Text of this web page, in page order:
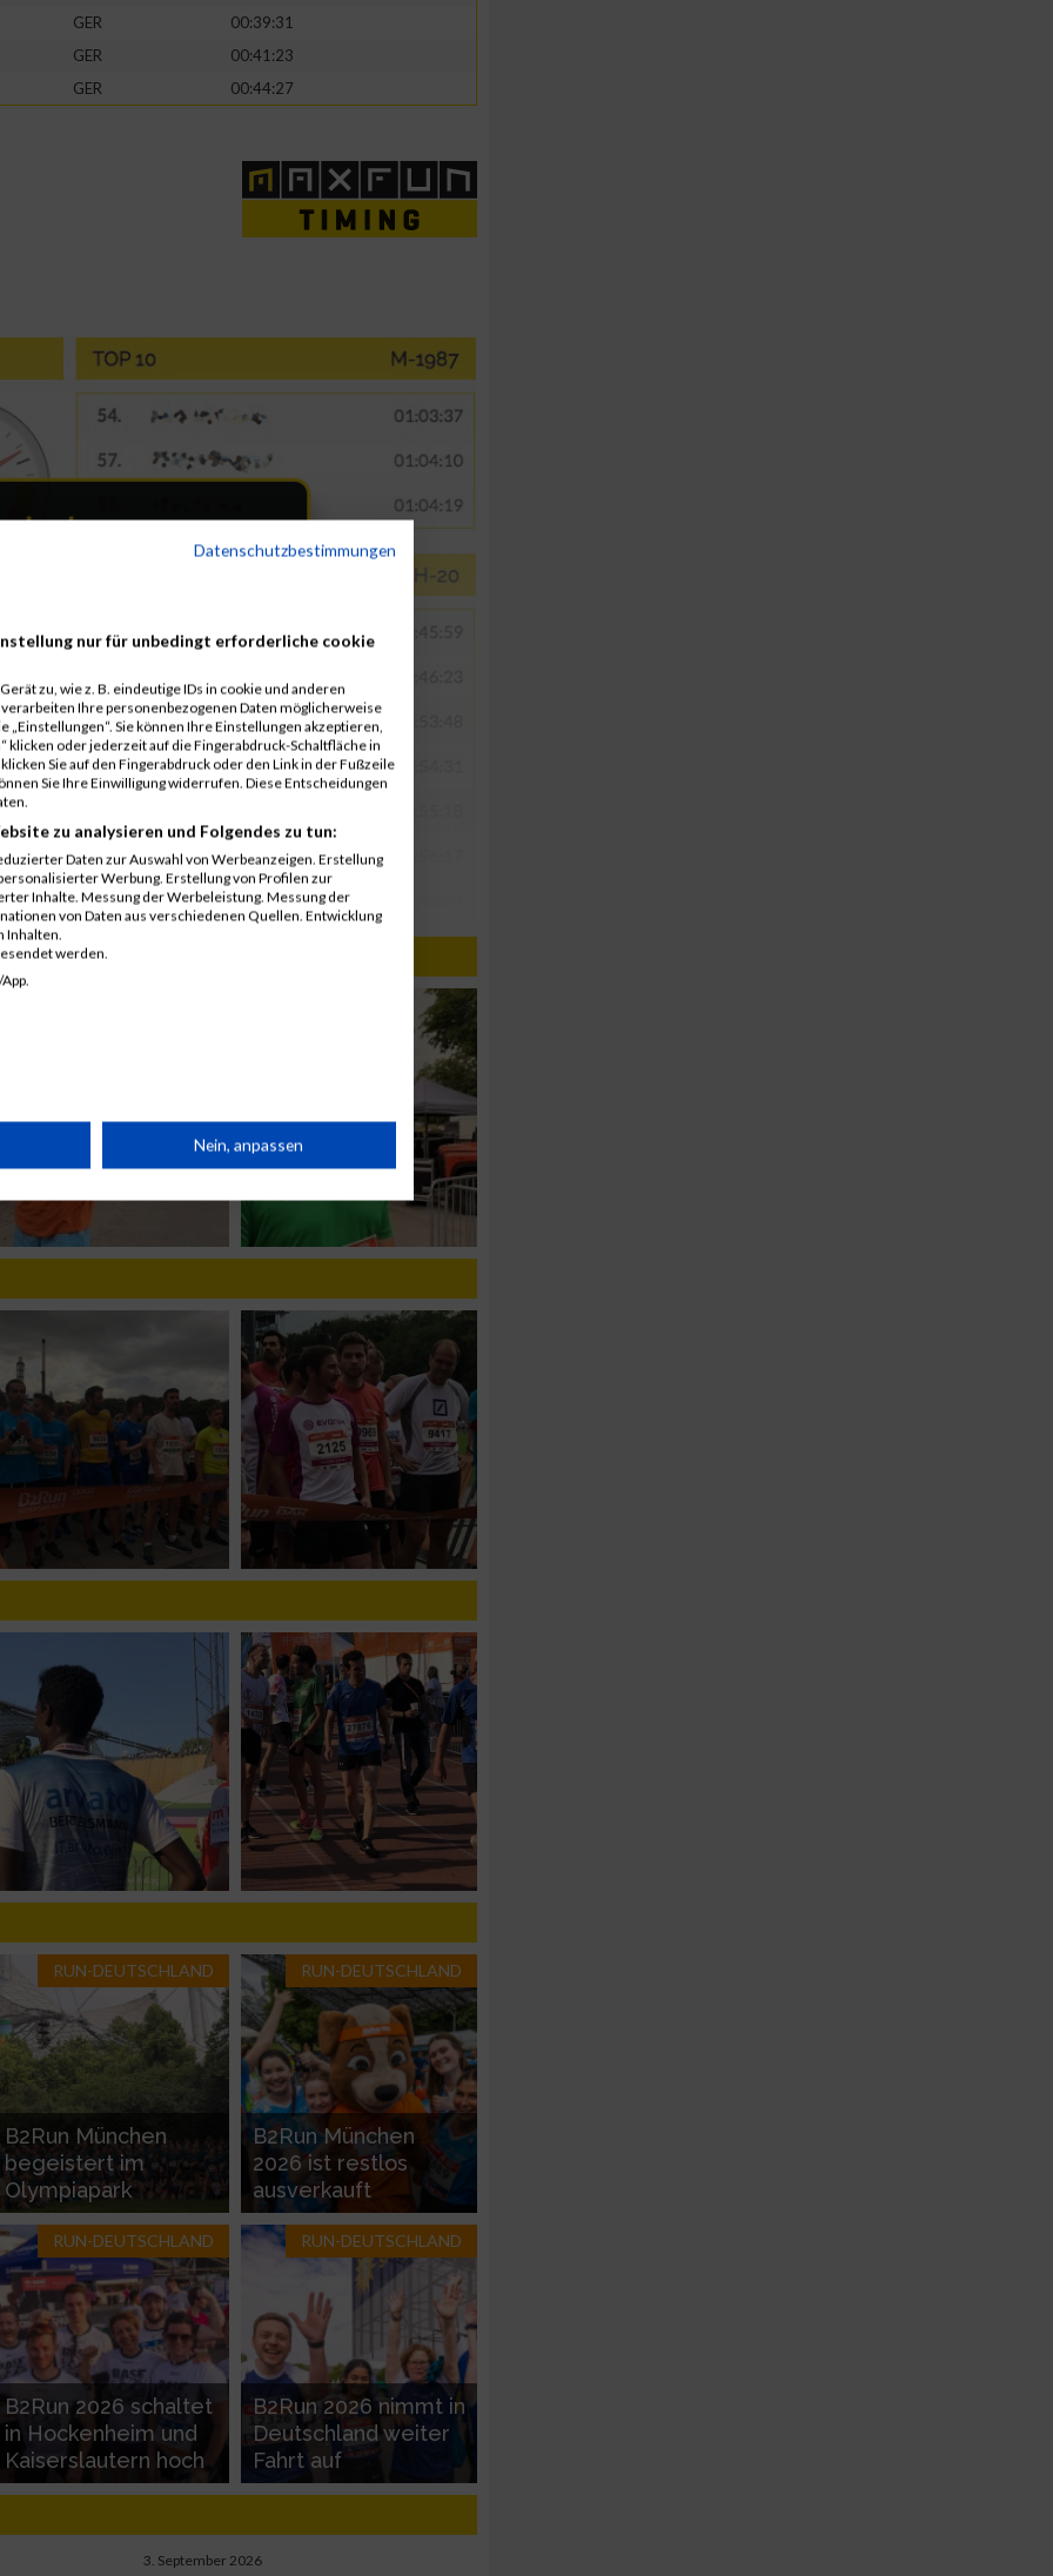
GER
00:39:31
GER
00:41:23
GER 00:44:27
RUN-DEUTSCHLAND
B2Run München
begeistert im
Olympiapark
RUN-DEUTSCHLAND
B2Run München
2026 ist restlos
ausverkauft
RUN-DEUTSCHLAND
B2Run 2026 schaltet
in Hockenheim und
Kaiserslautern hoch
RUN-DEUTSCHLAND
B2Run 2026 nimmt in
Deutschland weiter
Fahrt auf
3. September 2026
Datenschutzbestimmungen
nur für unbedingt erforderliche cookie
zu, wie z. B. eindeutige IDs in cookie und anderen
Ihre personenbezogenen Daten möglicherweise
Sie können Ihre Einstellungen akzeptieren,
klicken oder jederzeit auf die Fingerabdruck-Schaltfläche in
Sie auf den Fingerabdruck oder den Link in der Fußzeile
Sie Ihre Einwilligung widerrufen. Diese Entscheidungen
zu analysieren und Folgendes zu tun:
Daten zur Auswahl von Werbeanzeigen. Erstellung
Werbung. Erstellung von Profilen zur
Inhalte. Messung der Werbeleistung. Messung der
von Daten aus verschiedenen Quellen. Entwicklung
Inhalten.
werden.
Daten aus
Nein, anpassen